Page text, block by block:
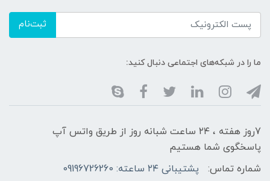
ثبت‌نام
ما را در شبکه‌های اجتماعی دنبال کنید:
7روز هفته ، ۲۴ ساعت شبانه‌ روز از طریق واتس آپ
پاسخگوی شما هستیم
شماره تماس:
پشتیبانی ۲۴ ساعته: 09196726260